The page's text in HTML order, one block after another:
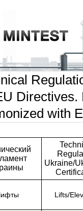
Directives.
with
Ukraine/
Lifts/